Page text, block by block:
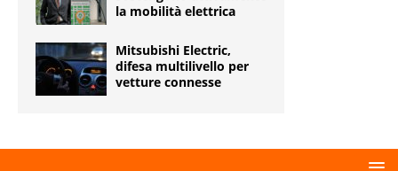
la mobilità elettrica
Mitsubishi Electric,
difesa multilivello per
vetture connesse